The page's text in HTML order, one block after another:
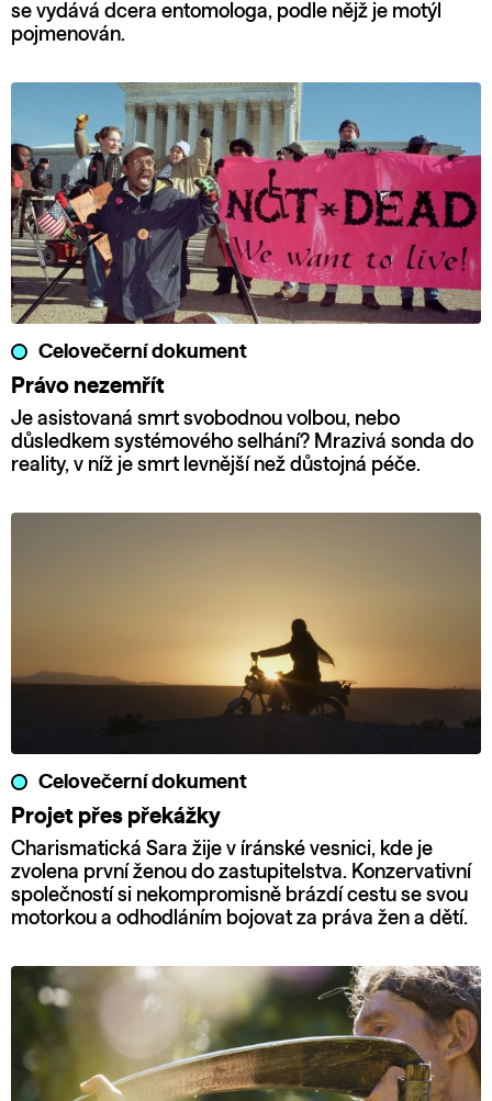
se vydává dcera entomologa, podle nějž je motýl
pojmenován.
Celovečerní dokument
Právo nezemřít
Je asistovaná smrt svobodnou volbou, nebo
důsledkem systémového selhání? Mrazivá sonda do
reality, v níž je smrt levnější než důstojná péče.
Celovečerní dokument
Projet přes překážky
Charismatická Sara žije v íránské vesnici, kde je
zvolena první ženou do zastupitelstva. Konzervativní
společností si nekompromisně brázdí cestu se svou
motorkou a odhodláním bojovat za práva žen a dětí.